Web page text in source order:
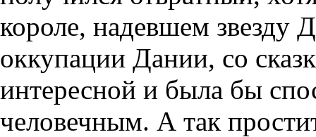
короле, надевшем звезду
оккупации Дании, со
интересной и была бы
человечным. А так